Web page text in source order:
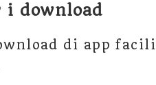
i download
di app